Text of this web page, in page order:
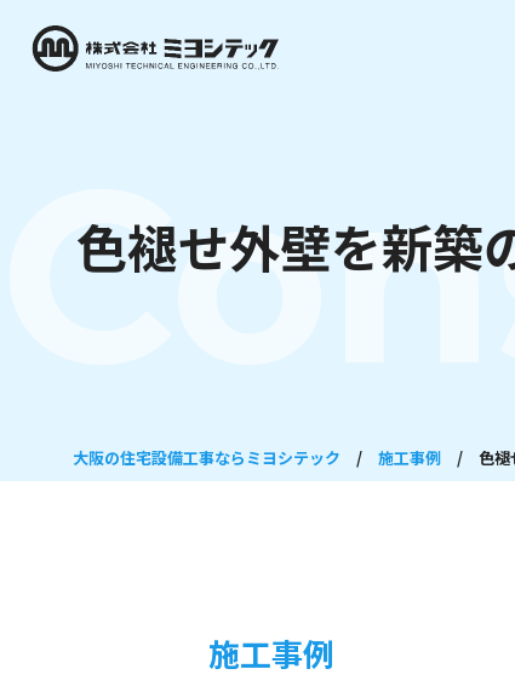
色褪せ外壁を新築
大阪の住宅設備工事ならミヨシテック / 施工事例 / 色褪
施工事例